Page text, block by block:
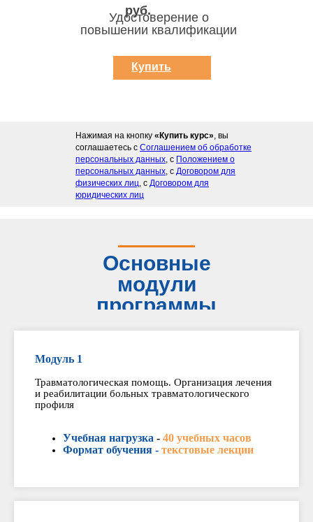
Удостоверение о
повышении квалификации
руб.
Купить
курс
Нажимая на кнопку «Купить курс», вы
соглашаетесь с Соглашением об обработке
персональных данных, с Положением о
персональных данных, с Договором для
физических лиц, с Договором для
юридических лиц
Основные
модули
программы
Модуль 1
Травматологическая помощь. Организация лечения
и реабилитации больных травматологического
профиля
Учебная нагрузка - 40 учебных часов
Формат обучения - текстовые лекции